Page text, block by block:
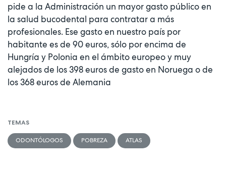
pide a la Administración un mayor gasto público en
la salud bucodental para contratar a más
profesionales. Ese gasto en nuestro país por
habitante es de 90 euros, sólo por encima de
Hungría y Polonia en el ámbito europeo y muy
alejados de los 398 euros de gasto en Noruega o de
los 368 euros de Alemania
TEMAS
ODONTÓLOGOS POBREZA ATLAS